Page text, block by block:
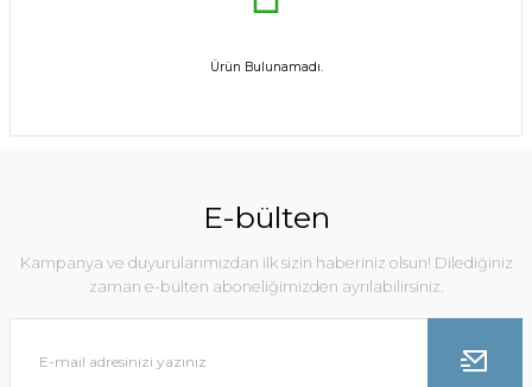
Ürün Bulunamadı.
E-bülten
Kampanya ve duyurularımızdan ilk sizin haberiniz olsun! Dilediğiniz
zaman e-bülten aboneliğimizden ayrılabilirsiniz.